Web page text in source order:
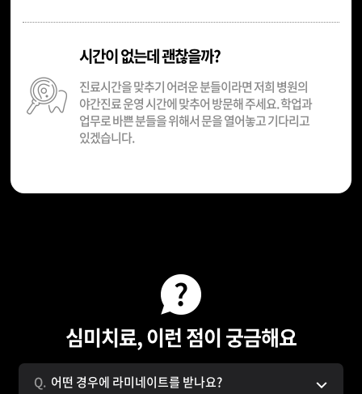
시간이 없는데 괜찮을까?
진료시간을 맞추기 어려운 분들이라면 저희 병원의
야간진료 운영 시간에 맞추어 방문해 주세요. 학업과
업무로 바쁜 분들을 위해서 문을 열어놓고 기다리고
있겠습니다.
심미치료, 이런 점이 궁금해요
어떤 경우에 라미네이트를 받나요?
화살표